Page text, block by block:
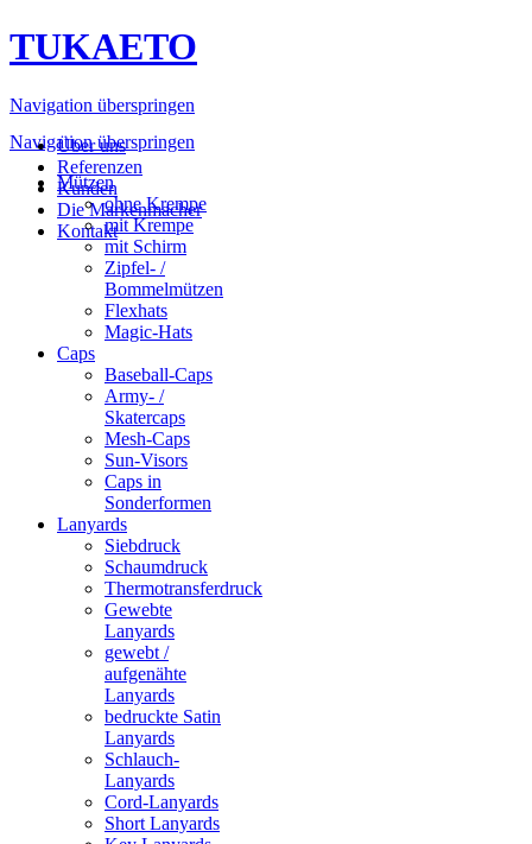
TUKAETO
Navigation überspringen
Über uns
Referenzen
Kunden
Die Markenmacher
Kontakt
Navigation überspringen
Mützen
ohne Krempe
mit Krempe
mit Schirm
Zipfel- /
Bommelmützen
Flexhats
Magic-Hats
Caps
Baseball-Caps
Army- /
Skatercaps
Mesh-Caps
Sun-Visors
Caps in
Sonderformen
Lanyards
Siebdruck
Schaumdruck
Thermotransferdruck
Gewebte
Lanyards
gewebt /
aufgenähte
Lanyards
bedruckte Satin
Lanyards
Schlauch-
Lanyards
Cord-Lanyards
Short Lanyards